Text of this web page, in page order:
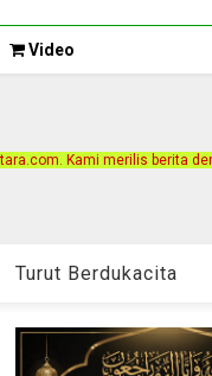
Video
dengan motto Akurat,
Turut Berdukacita